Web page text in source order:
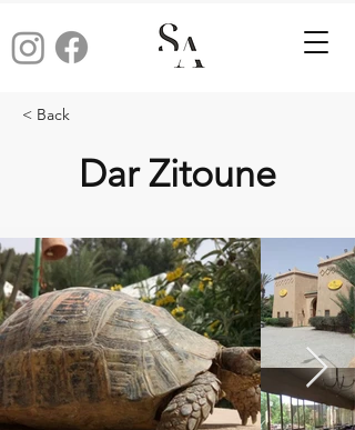
< Back
Dar Zitoune